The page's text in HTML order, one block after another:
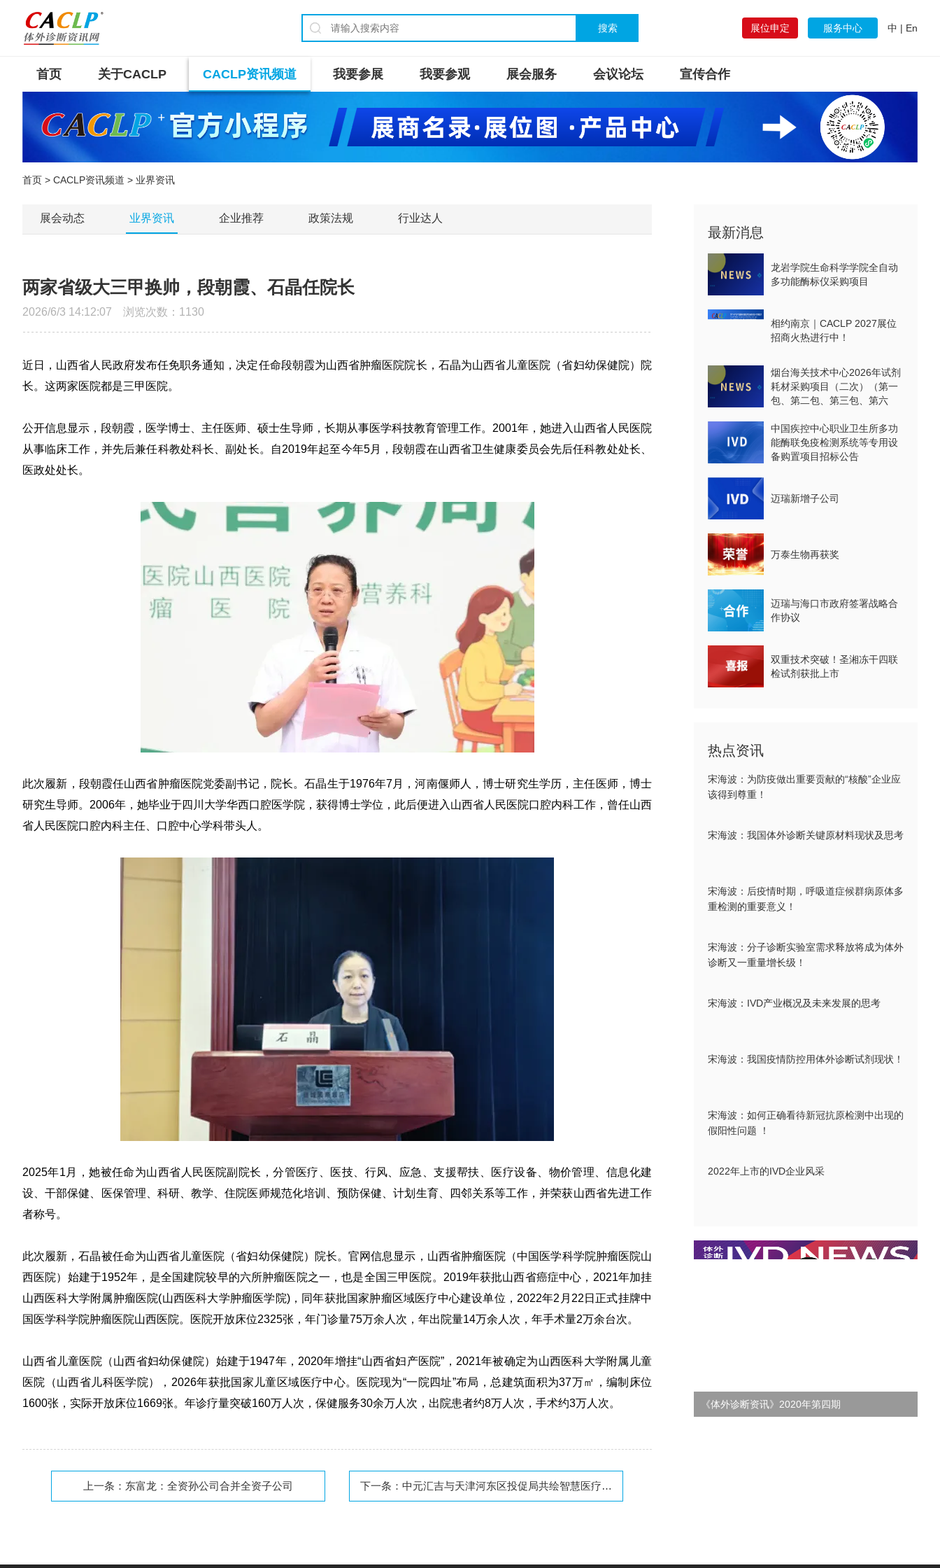
搜索 展位申定 服务中心 中 | En
首页 关于CACLP CACLP资讯频道 我要参展 我要参观 展会服务 会议论坛 宣传合作
首页 > CACLP资讯频道 > 业界资讯
展会动态 业界资讯 企业推荐 政策法规 行业达人
两家省级大三甲换帅，段朝霞、石晶任院长
2026/6/3 14:12:07 浏览次数： 1130
近日，山西省人民政府发布任免职务通知，决定任命段朝霞为山西省肿瘤医院院长，石晶为山西省儿童医院（省妇幼保健院）院
长。 这两家医院都是三甲医院。
公开信息显示，段朝霞，医学博士、主任医师、硕士生导师，长期从事医学科技教育管理工作。2001年，她进入山西省人民医院
从事临床工作，并先后兼任科教处科长、副处长。自2019年起至今年5月，段朝霞在山西省卫生健康委员会先后任科教处处长、
医政处处长。
此次履新， 段朝霞任山西省肿瘤医院党委副书记，院长。石晶生于1976年7月，河南偃师人，博士研究生学历，主任医师，博士
研究生导师。 2006年，她毕业于四川大学华西口腔医学院，获得博士学位，此后便进入 山西省人民医院口腔内科工作，曾任山西
省人民医院口腔内科主任、口腔中心学科带头人。
2025年1月，她被任命为山西省人民医院副院长，分管医疗、医技、行风、应急、支援帮扶、医疗设备、物价管理、信息化建
设、干部保健、医保管理、科研、教学、住院医师规范化培训、预防保健、计划生育、四邻关系等工作，并荣获山西省先进工作
者称号。
此次履新，石晶被任命为山西省儿童医院（省妇幼保健院）院长。官网信息显示， 山西省肿瘤医院 （中国医学科学院肿瘤医院山
西医院）始建于1952年，是全国建院较早的六所肿瘤医院之一，也是全国三甲医院。2019年获批山西省癌症中心，2021年加挂
山西医科大学附属肿瘤医院(山西医科大学肿瘤医学院)，同年获批国家肿瘤区域医疗中心建设单位，2022年2月22日正式挂牌中
国医学科学院肿瘤医院山西医院。医院开放床位2325张，年门诊量75万余人次，年出院量14万余人次，年手术量2万余台次。
山西省儿童医院（山西省妇幼保健院）始建于1947年，2020年增挂“山西省妇产医院”，2021年被确定为山西医科大学附属儿童
医院（山西省儿科医学院），2026年获批国家儿童区域医疗中心。医院现为“一院四址”布局，总建筑面积为37万㎡，编制床位
1600张，实际开放床位1669张。年诊疗量突破160万人次，保健服务30余万人次，出院患者约8万人次，手术约3万人次。
上一条： 东富龙：全资孙公司合并全资子公司 下一条： 中元汇吉与天津河东区投促局共绘智慧医疗新蓝图
最新消息
龙岩学院生命科学学院全自动
多功能酶标仪采购项目
相约南京｜CACLP 2027展位
招商火热进行中！
烟台海关技术中心2026年试剂
耗材采购项目（二次）（第一
包、第二包、第三包、第六
标公告
中国疾控中心职业卫生所多功
能酶联免疫检测系统等专用设
备购置项目招标公告
迈瑞新增子公司
万泰生物再获奖
迈瑞与海口市政府签署战略合
作协议
双重技术突破！圣湘冻干四联
检试剂获批上市
热点资讯
宋海波：为防疫做出重要贡献的“核酸”企业应
该得到尊重！
宋海波：我国体外诊断关键原材料现状及思考
宋海波：后疫情时期，呼吸道症候群病原体多
重检测的重要意义！
宋海波：分子诊断实验室需求释放将成为体外
诊断又一重量增长级！
宋海波：IVD产业概况及未来发展的思考
宋海波：我国疫情防控用体外诊断试剂现状！
宋海波：如何正确看待新冠抗原检测中出现的
假阳性问题 ！
2022年上市的IVD企业风采
《体外诊断资讯》2021年第二期 《体外诊断资讯》2021年第一期 《体外诊断资讯》2020年第四期